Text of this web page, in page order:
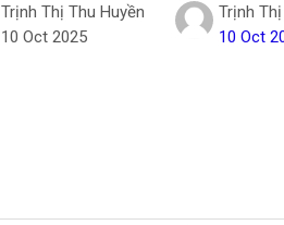
Trịnh Thị Thu Huyền
10 Oct 2025
Trịnh
10 Oct